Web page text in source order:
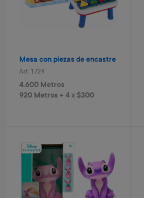
Mesa con piezas de encastre
Art. 1.724
4.600 Metros
920 Metros + 4 x $300